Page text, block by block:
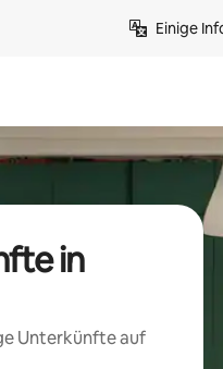
Einige
in
Unterkünfte auf